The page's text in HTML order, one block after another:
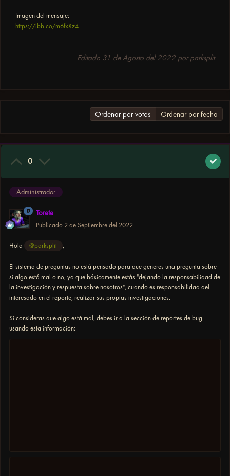
Imagen del mensaje:
https://ibb.co/m6fxXz4
Editado 31 de Agosto del 2022 por parksplit
Ordenar por votos Ordenar por fecha
0
Administrador
Torete
Publicado 2 de Septiembre del 2022
Hola @parksplit
El sistema de preguntas no está pensado para que generes una pregunta sobre
si algo está mal o no, ya que básicamente estás "dejando la responsabilidad de
la investigación y respuesta sobre nosotros", cuando es responsabilidad del
interesado en el reporte, realizar sus propias investigaciones.
Si consideras que algo está mal, debes ir a la sección de reportes de bug
usando esta información: